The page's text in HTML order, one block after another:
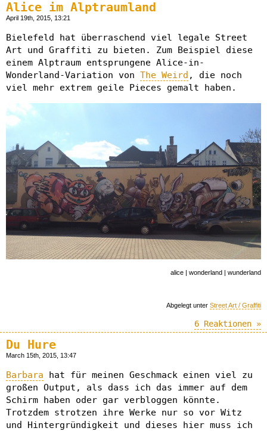
Alice im Alptraumland
April 19th, 2015, 13:21
Bielefeld hat überraschend viel legale Street
Art und Graffiti zu bieten. Zum Beispiel diese
einem Alptraum entsprungene Alice-in-
Wonderland-Variation von The Weird , die noch
viel mehr extrem geile Pieces gemalt haben.
alice | wonderland | wunderland
Abgelegt unter Street Art / Graffiti
6 Reaktionen »
Du Hure
March 15th, 2015, 13:47
Barbara hat für meinen Geschmack einen viel zu
großen Output, als dass ich das immer auf dem
Schirm haben oder gar verbloggen könnte.
Trotzdem strotzen ihre Werke nur so vor Witz
und Hintergründigkeit und dieses hier muss ich